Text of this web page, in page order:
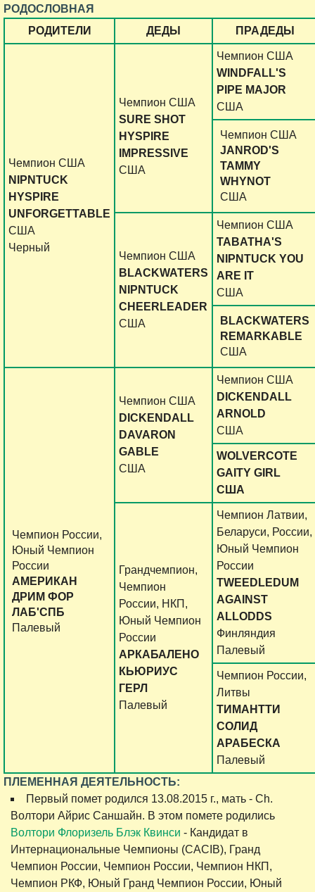
РОДОСЛОВНАЯ
РОДИТЕЛИ
ДЕДЫ ПРАДЕДЫ
Чемпион США
NIPNTUCK
HYSPIRE
UNFORGETTABLE
США
Черный
Чемпион США
SURE SHOT
HYSPIRE
IMPRESSIVE
США
Чемпион США
WINDFALL'S
PIPE MAJOR
США
Чемпион США
JANROD'S
TAMMY
WHYNOT
США
Чемпион США
BLACKWATERS
NIPNTUCK
CHEERLEADER
США
Чемпион США
TABATHA'S
NIPNTUCK YOU
ARE IT
США
BLACKWATERS
REMARKABLE
США
Чемпион России,
Юный Чемпион
России
АМЕРИКАН
ДРИМ ФОР
ЛАБ'СПБ
Палевый
Чемпион США
DICKENDALL
DAVARON
GABLE
США
Чемпион США
DICKENDALL
ARNOLD
США
WOLVERCOTE
GAITY GIRL
США
Грандчемпион,
Чемпион
России, НКП,
Юный Чемпион
России
АРКАБАЛЕНО
КЬЮРИУС
ГЕРЛ
Палевый
Чемпион Латвии,
Беларуси, России,
Юный Чемпион
России
TWEEDLEDUM
AGAINST
ALLODDS
Финляндия
Палевый
Чемпион России,
Литвы
ТИМАНТТИ
СОЛИД
АРАБЕСКА
Палевый
ПЛЕМЕННАЯ ДЕЯТЕЛЬНОСТЬ:
Первый помет родился 13.08.2015 г., мать - Ch.
Волтори Айрис Саншайн. В этом помете родились
Волтори Флоризель Блэк Квинси - Кандидат в
Интернациональные Чемпионы (CACIB), Гранд
Чемпион России, Чемпион России, Чемпион НКП,
Чемпион РКФ, Юный Гранд Чемпион России, Юный